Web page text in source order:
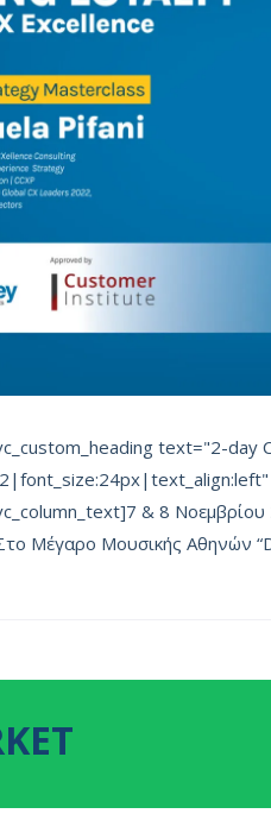
text="2-day
& 8
Μέγαρο Μουσικής Αθηνών